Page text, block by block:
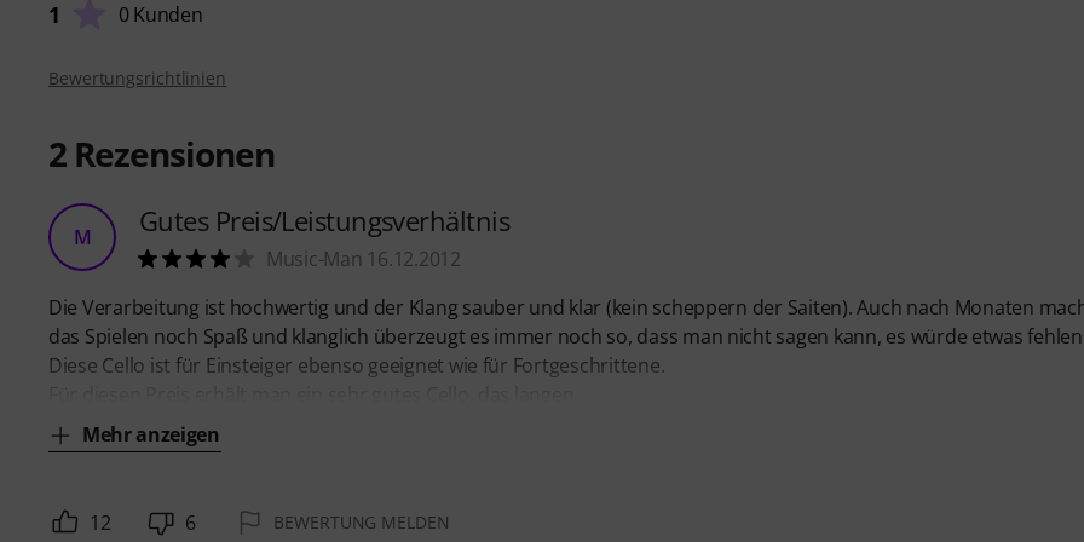
1 0 Kunden
Bewertungsrichtlinien
2 Rezensionen
M Gutes Preis/Leistungsverhältnis
Music-Man 16.12.2012
Die Verarbeitung ist hochwertig und der Klang sauber und klar (kein scheppern der Saiten). Auch nach Monaten
das Spielen noch Spaß und klanglich überzeugt es immer noch so, dass man nicht sagen kann, es würde etwas
Diese Cello ist für Einsteiger ebenso geeignet wie für Fortgeschrittene.
Mehr anzeigen
12 6 BEWERTUNG MELDEN